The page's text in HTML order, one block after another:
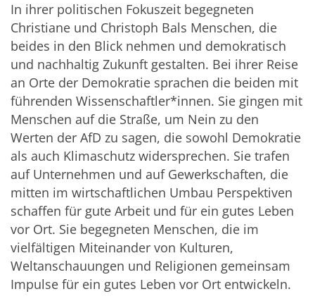
In ihrer politischen Fokuszeit begegneten
Christiane und Christoph Bals Menschen, die
beides in den Blick nehmen und demokratisch
und nachhaltig Zukunft gestalten. Bei ihrer Reise
an Orte der Demokratie sprachen die beiden mit
führenden Wissenschaftler*innen. Sie gingen mit
Menschen auf die Straße, um Nein zu den
Werten der AfD zu sagen, die sowohl Demokratie
als auch Klimaschutz widersprechen. Sie trafen
auf Unternehmen und auf Gewerkschaften, die
mitten im wirtschaftlichen Umbau Perspektiven
schaffen für gute Arbeit und für ein gutes Leben
vor Ort. Sie begegneten Menschen, die im
vielfältigen Miteinander von Kulturen,
Weltanschauungen und Religionen gemeinsam
Impulse für ein gutes Leben vor Ort entwickeln.